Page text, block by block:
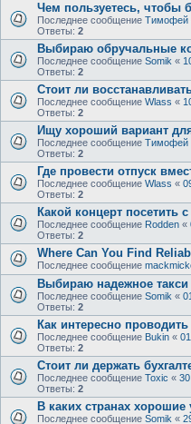
Чем пользуетесь, чтобы
Последнее сообщение Тимофей
Ответы: 2
Выбираю обручальные
Последнее сообщение Somik «
Ответы: 2
Стоит ли
Последнее сообщение Wlass «
Ответы: 2
Ищу хороший вариант
Последнее сообщение Тимофей
Ответы: 2
Где провести отпуск
Последнее сообщение Wlass «
Ответы: 2
Какой концерт посетить
Последнее сообщение Rodden «
Ответы: 2
Where Can You Find
Последнее сообщение
Выбираю надежное такси
Последнее сообщение Somik «
Ответы: 2
Как интересно
Последнее сообщение Bukin «
Ответы: 2
Стоит ли держать
Последнее сообщение Toxic «
Ответы: 2
В каких странах
Последнее сообщение Somik «